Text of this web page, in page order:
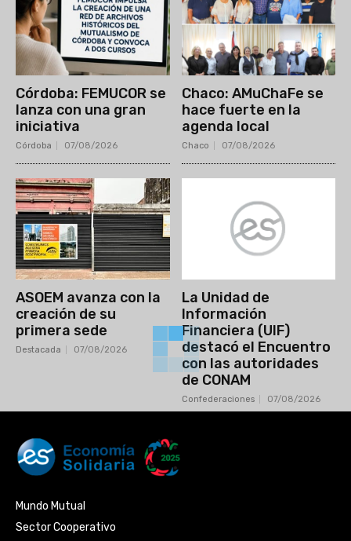
Córdoba: FEMUCOR se
lanza con una gran
iniciativa
Córdoba 07/08/2026
Chaco: AMuChaFe se
hace fuerte en la
agenda local
Chaco 07/08/2026
ASOEM avanza con la
creación de su
primera sede
Destacada 07/08/2026
La Unidad de
Información
Financiera (UIF)
destacó el Encuentro
con las autoridades
de CONAM
Confederaciones 07/08/2026
Mundo Mutual
Sector Cooperativo